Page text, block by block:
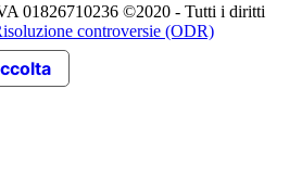
01826710236 ©2020 - Tutti i diritti
controversie (ODR)